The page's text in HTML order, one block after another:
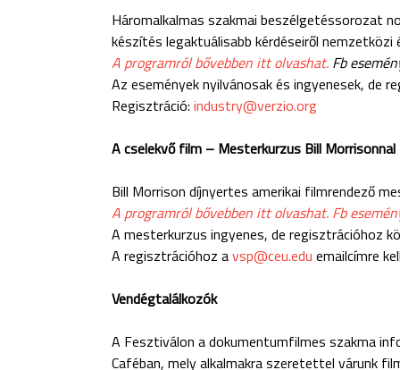
Háromalkalmas szakmai beszélgetéssorozat
készítés legaktuálisabb kérdéseiről nemzetközi
A programról bővebben itt olvashat. Fb
Az események nyilvánosak és ingyenesek,
Regisztráció: industry@verzio.org
A cselekvő film – Mesterkurzus Bill Morrisonnal
Bill Morrison díjnyertes amerikai filmrendező
A programról bővebben itt olvashat. Fb
A mesterkurzus ingyenes, de regisztrációhoz
A regisztrációhoz avsp@ceu.edu emailcímre
Vendégtalálkozók
A Fesztiválon a dokumentumfilmes szakma
Caféban, mely alkalmakra szeretettel várunk